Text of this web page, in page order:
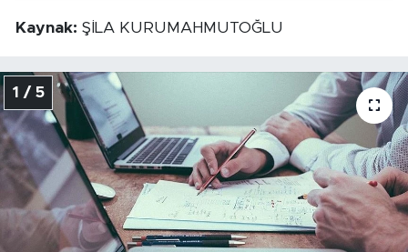
Kaynak: ŞİLA KURUMAHMUTOĞLU
1 / 5